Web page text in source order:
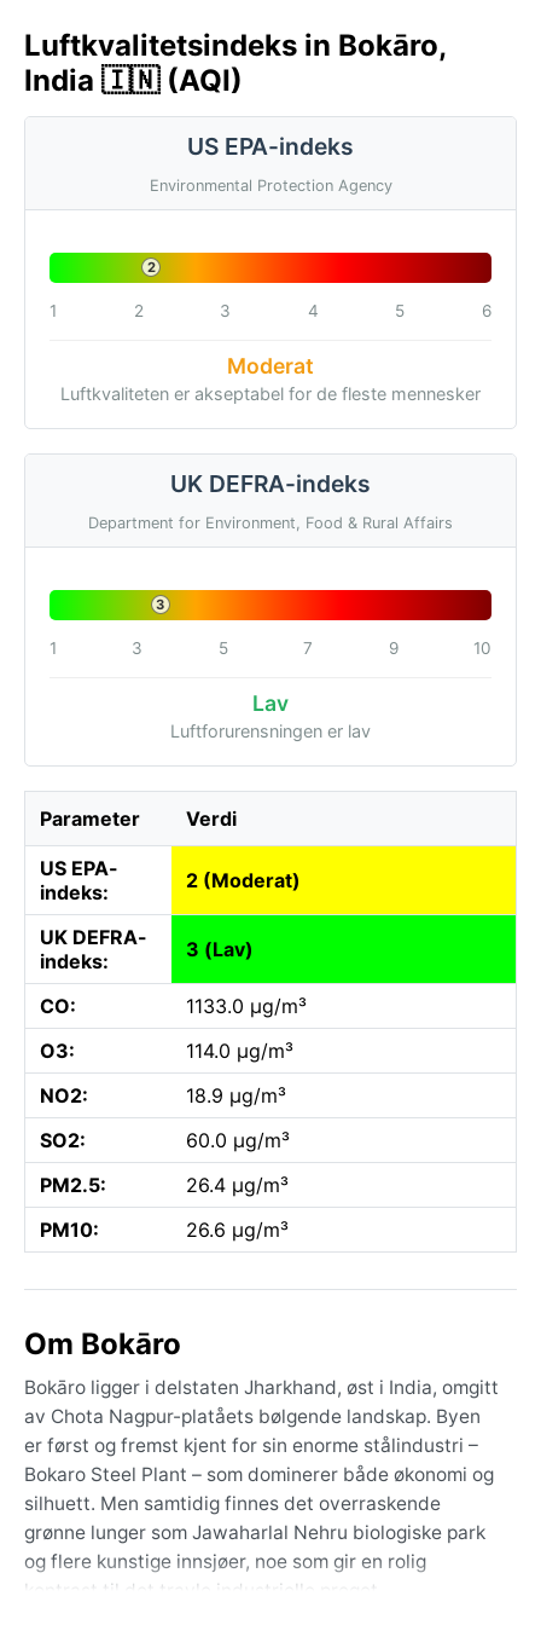
Luftkvalitetsindeks in Bokāro,
India 🇮🇳 (AQI)
US EPA-indeks
Environmental Protection Agency
2
1 2 3 4 5 6
Moderat
Luftkvaliteten er akseptabel for de fleste mennesker
UK DEFRA-indeks
Department for Environment, Food & Rural Affairs
3
1 3 5 7 9 10
Lav
Luftforurensningen er lav
Parameter Verdi
US EPA-
indeks:
2 (Moderat)
UK DEFRA-
indeks:
3 (Lav)
CO:
1133.0 µg/m³
O3:
114.0 µg/m³
NO2:
18.9 µg/m³
SO2:
60.0 µg/m³
PM2.5:
26.4 µg/m³
PM10:
26.6 µg/m³
Om Bokāro
Bokāro ligger i delstaten Jharkhand, øst i India, omgitt
av Chota Nagpur-platåets bølgende landskap. Byen
er først og fremst kjent for sin enorme stålindustri –
Bokaro Steel Plant – som dominerer både økonomi og
silhuett. Men samtidig finnes det overraskende
grønne lunger som Jawaharlal Nehru biologiske park
og flere kunstige innsjøer, noe som gir en rolig
kontrast til det travle industrielle preget.